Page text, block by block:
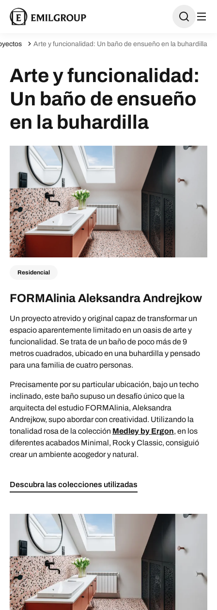
Arte y funcionalidad: Un baño de ensueño en la buhardilla
Arte y funcionalidad:
Un baño de ensueño
en la buhardilla
Residencial
FORMAlinia Aleksandra Andrejkow
Un proyecto atrevido y original capaz de transformar un
espacio aparentemente limitado en un oasis de arte y
funcionalidad. Se trata de un baño de poco más de 9
metros cuadrados, ubicado en una buhardilla y pensado
para una familia de cuatro personas.
Precisamente por su particular ubicación, bajo un techo
inclinado, este baño supuso un desafío único que la
arquitecta del estudio FORMAlinia, Aleksandra
Andrejkow, supo abordar con creatividad. Utilizando la
tonalidad rosa de la colección Medley by Ergon, en los
diferentes acabados Minimal, Rock y Classic, consiguió
crear un ambiente acogedor y natural.
Descubra las colecciones utilizadas